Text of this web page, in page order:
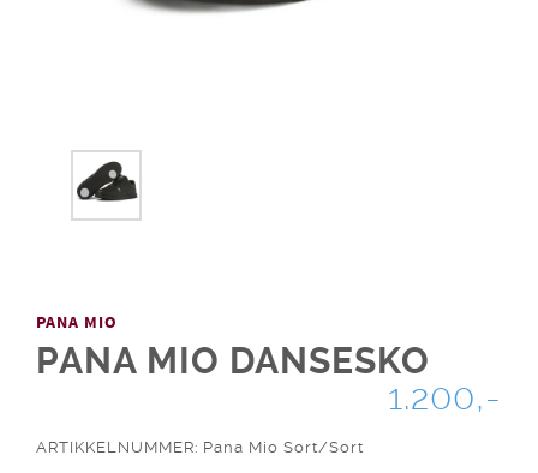
PANA MIO
PANA MIO DANSESKO
1.200,-
ARTIKKELNUMMER: Pana Mio Sort/Sort